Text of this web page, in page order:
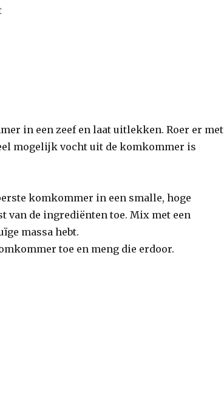
in een zeef en laat uitlekken. Roer er met
mogelijk vocht uit de komkommer is
komkommer in een smalle, hoge
van de ingrediënten toe. Mix met een
massa hebt.
toe en meng die erdoor.